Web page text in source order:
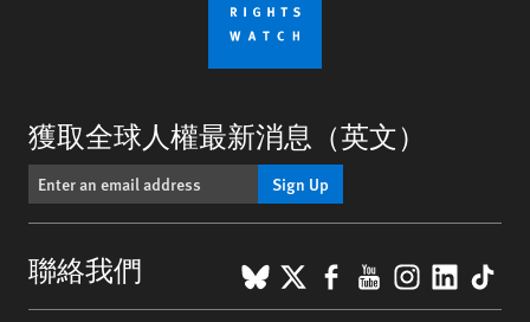
獲取全球人權最新消息（英文）
Sign Up
聯絡我們 BlueSky
X Facebook
YouTube